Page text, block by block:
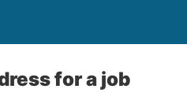
for a job